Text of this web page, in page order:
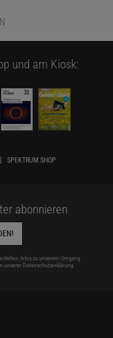
und am Kiosk:
SPEKTRUM SHOP
abonnieren
Infos zu unserem Umgang
unserer Datenschutzerklärung